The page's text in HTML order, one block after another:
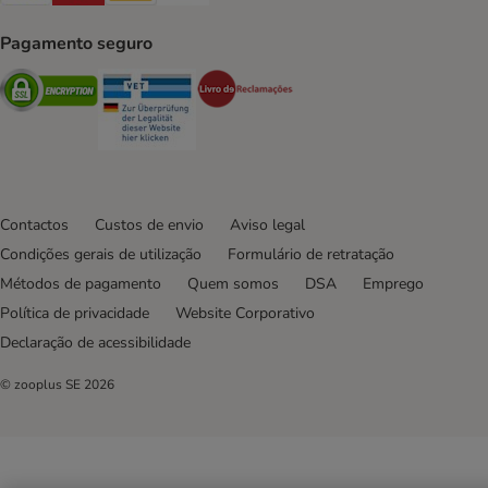
Pagamento seguro
Security Security
Contactos Custos de envio
Aviso legal
Condições gerais de utilização
Formulário de retratação
Métodos de pagamento
Quem somos DSA
Emprego
Política de privacidade
Website Corporativo
Declaração de acessibilidade
© zooplus SE 2026